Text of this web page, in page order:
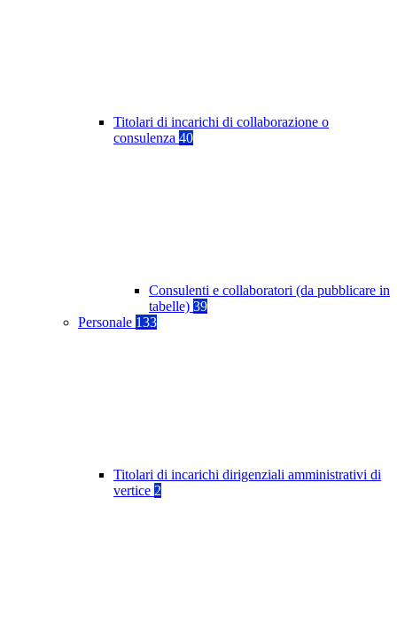
Titolari di incarichi di collaborazione o
consulenza 40
Consulenti e collaboratori (da pubblicare in
tabelle) 39
Personale 133
Titolari di incarichi dirigenziali amministrativi di
vertice 2